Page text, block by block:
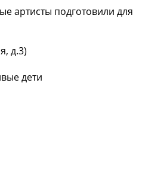
артисты подготовили для
д.3)
дети